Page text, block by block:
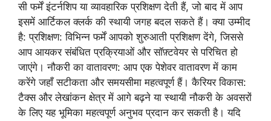
सी फर्में इंटर्नशिप या व्यावहारिक प्रशिक्षण देती हैं, जो बाद में आप
इसमें आर्टिकल क्लर्क की स्थायी जगह बदल सकते हैं। क्या उम्मीद
है: प्रशिक्षण: विभिन्न फर्में आपको शुरुआती प्रशिक्षण देंगे, जिससे
आप आयकर संबंधित प्रक्रियाओं और सॉफ़्टवेयर से परिचित हो
जाएंगे। नौकरी का वातावरण: आप एक पेशेवर वातावरण में काम
करेंगे जहाँ सटीकता और समयसीमा महत्वपूर्ण हैं। कैरियर विकास:
टैक्स और लेखांकन क्षेत्र में आगे बढ़ने या स्थायी नौकरी के अवसरों
के लिए यह भूमिका महत्वपूर्ण अनुभव प्रदान कर सकती है। यदि